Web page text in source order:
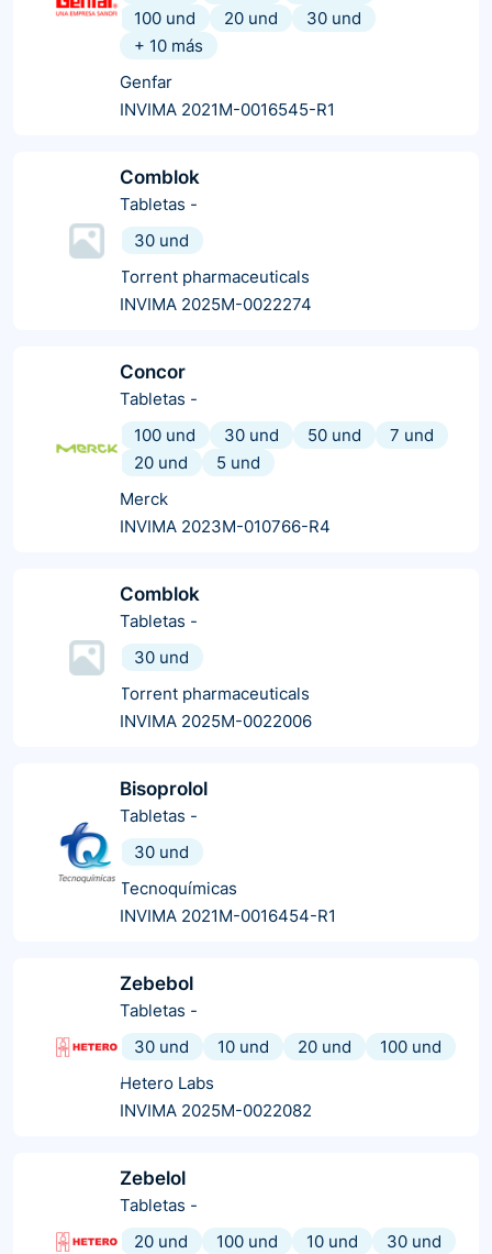
100 und
20 und
30 und
+ 10 más
Genfar
INVIMA 2021M-0016545-R1
Comblok
Tabletas -
30 und
Torrent pharmaceuticals
INVIMA 2025M-0022274
Concor
Tabletas -
100 und
30 und 50 und
7 und
20 und
5 und
Merck
INVIMA 2023M-010766-R4
Comblok
Tabletas -
30 und
Torrent pharmaceuticals
INVIMA 2025M-0022006
Bisoprolol
Tabletas -
30 und
Tecnoquímicas
INVIMA 2021M-0016454-R1
Zebebol
Tabletas -
30 und
10 und 20 und
100 und
Hetero Labs
INVIMA 2025M-0022082
Zebelol
Tabletas -
20 und
100 und 10 und
30 und